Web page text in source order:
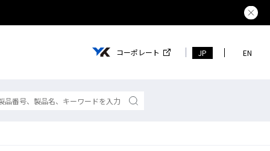
熊本県
コーポレート JP EN